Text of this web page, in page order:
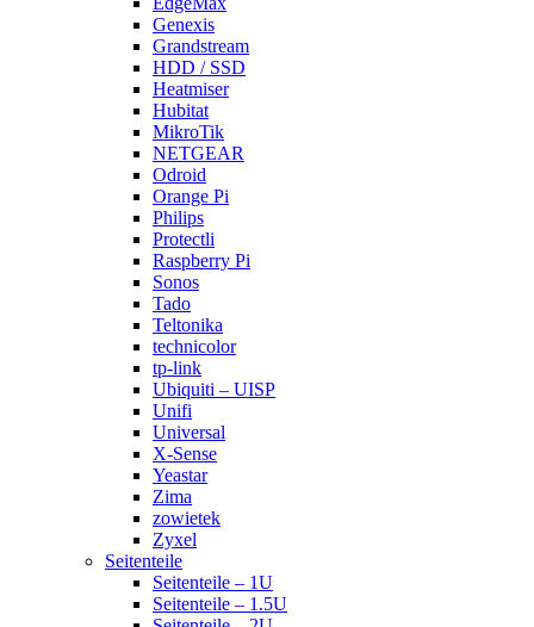
Genexis
Grandstream
HDD / SSD
Heatmiser
Hubitat
MikroTik
NETGEAR
Odroid
Orange Pi
Philips
Protectli
Raspberry Pi
Sonos
Tado
Teltonika
technicolor
tp-link
Ubiquiti – UISP
Unifi
Universal
X-Sense
Yeastar
Zima
zowietek
Zyxel
Seitenteile
Seitenteile – 1U
Seitenteile – 1.5U